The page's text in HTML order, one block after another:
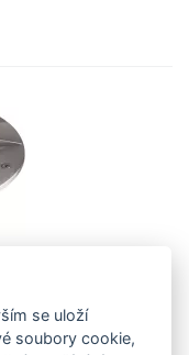
ušlechtilá
se uloží
soubory cookie,